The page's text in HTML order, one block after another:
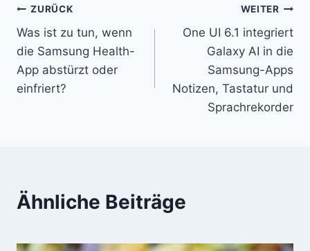
Beitragsnavigation
ZURÜCK
Was ist zu tun, wenn
die Samsung Health-
App abstürzt oder
einfriert?
WEITER
One UI 6.1 integriert
Galaxy AI in die
Samsung-Apps
Notizen, Tastatur und
Sprachrekorder
Ähnliche Beiträge